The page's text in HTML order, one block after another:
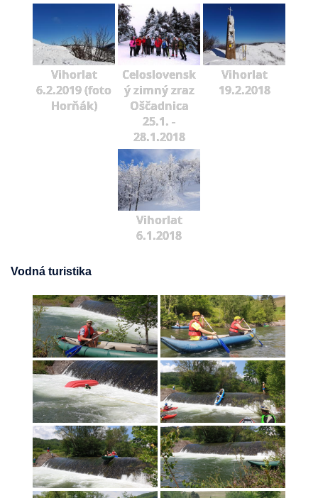
Vihorlat
6.2.2019 (foto
Horňák)
Celoslovensk
ý zimný zraz
Oščadnica
25.1. -
28.1.2018
Vihorlat
19.2.2018
Vihorlat
6.1.2018
Vodná turistika